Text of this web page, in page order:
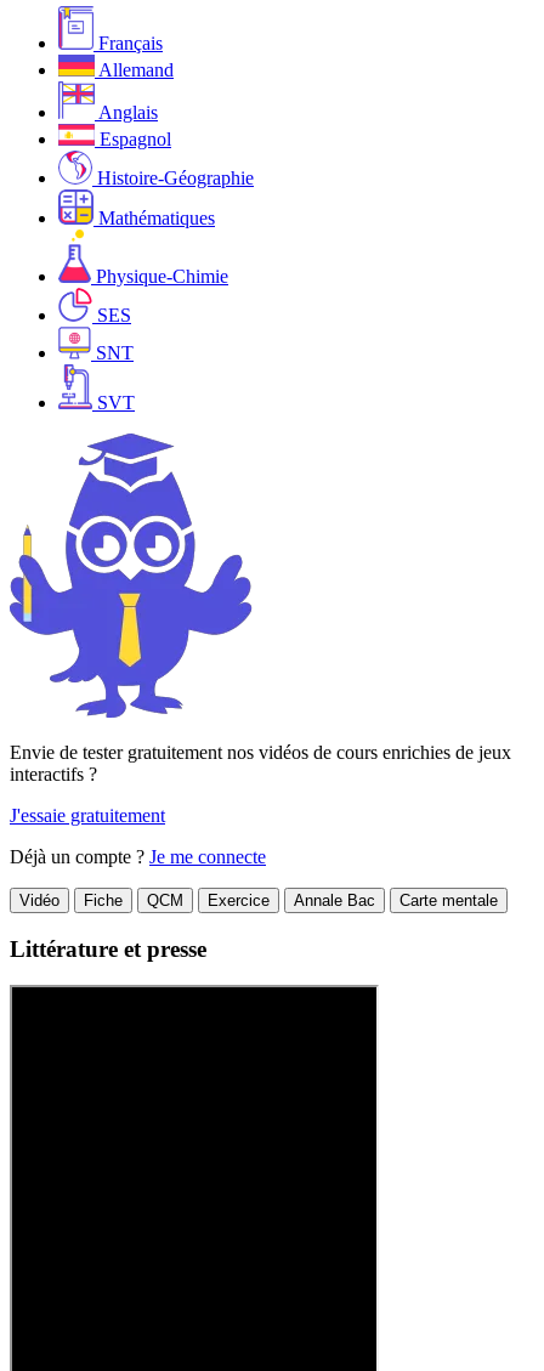
Français
Allemand
Anglais
Espagnol
Histoire-Géographie
Mathématiques
Physique-Chimie
SES
SNT
SVT
Envie de tester gratuitement nos vidéos de cours enrichies de jeux
interactifs ?
J'essaie gratuitement
Déjà un compte ? Je me connecte
Vidéo Fiche QCM Exercice Annale Bac Carte mentale
Littérature et presse